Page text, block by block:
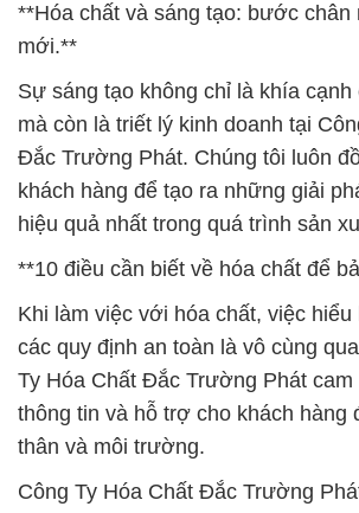
**Hóa chất và sáng tạo: bước
mới.**
Sự sáng tạo không chỉ là khía cạnh
mà còn là triết lý kinh doanh tại
Đắc Trường Phát. Chúng tôi luôn
khách hàng để tạo ra những giải
hiệu quả nhất trong quá trình sản
**10 điều cần biết về hóa chất để
Khi làm việc với hóa chất, việc hiểu
các quy định an toàn là vô cùng
Ty Hóa Chất Đắc Trường Phát cam
thông tin và hỗ trợ cho khách hàng
thân và môi trường.
Công Ty Hóa Chất Đắc Trường